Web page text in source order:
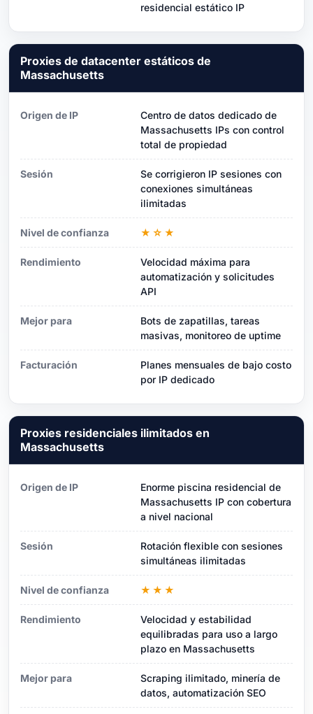
residencial estático IP
Proxies de datacenter estáticos de
Massachusetts
Origen de IP
Centro de datos dedicado de
Massachusetts IPs con control
total de propiedad
Sesión
Se corrigieron IP sesiones con
conexiones simultáneas
ilimitadas
Nivel de confianza ★☆★
Rendimiento
Velocidad máxima para
automatización y solicitudes
API
Mejor para
Bots de zapatillas, tareas
masivas, monitoreo de uptime
Facturación
Planes mensuales de bajo costo
por IP dedicado
Proxies residenciales ilimitados en
Massachusetts
Origen de IP
Enorme piscina residencial de
Massachusetts IP con cobertura
a nivel nacional
Sesión
Rotación flexible con sesiones
simultáneas ilimitadas
Nivel de confianza ★★★
Rendimiento
Velocidad y estabilidad
equilibradas para uso a largo
plazo en Massachusetts
Mejor para
Scraping ilimitado, minería de
datos, automatización SEO